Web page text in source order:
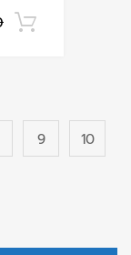
9 10